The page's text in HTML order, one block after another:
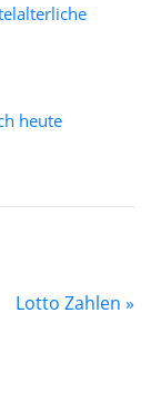
heute
Lotto Zahlen »